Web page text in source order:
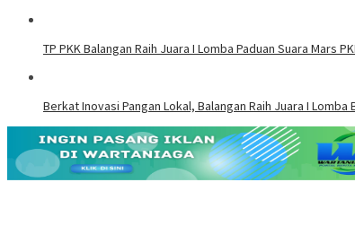
TP PKK Balangan Raih Juara I Lomba Paduan Suara Mars
Berkat Inovasi Pangan Lokal, Balangan Raih Juara I Lomba